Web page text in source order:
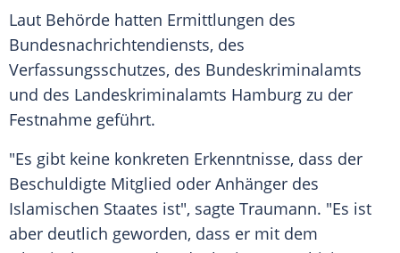
Laut Behörde hatten Ermittlungen des
Bundesnachrichtendiensts, des
Verfassungsschutzes, des Bundeskriminalamts
und des Landeskriminalamts Hamburg zu der
Festnahme geführt.
"Es gibt keine konkreten Erkenntnisse, dass der
Beschuldigte Mitglied oder Anhänger des
Islamischen Staates ist", sagte Traumann. "Es ist
aber deutlich geworden, dass er mit dem